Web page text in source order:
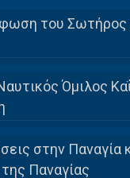
του Σωτήρος
Όμιλος
στην Παναγία
Παναγίας